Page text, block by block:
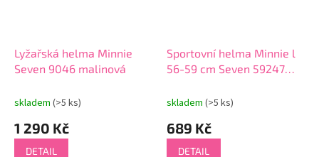
Lyžařská helma Minnie
Seven 9046 malinová
skladem (>5 ks)
1 290 Kč
DETAIL
Sportovní helma Minnie l
56-59 cm Seven 59247
skladem (>5 ks)
689 Kč
DETAIL